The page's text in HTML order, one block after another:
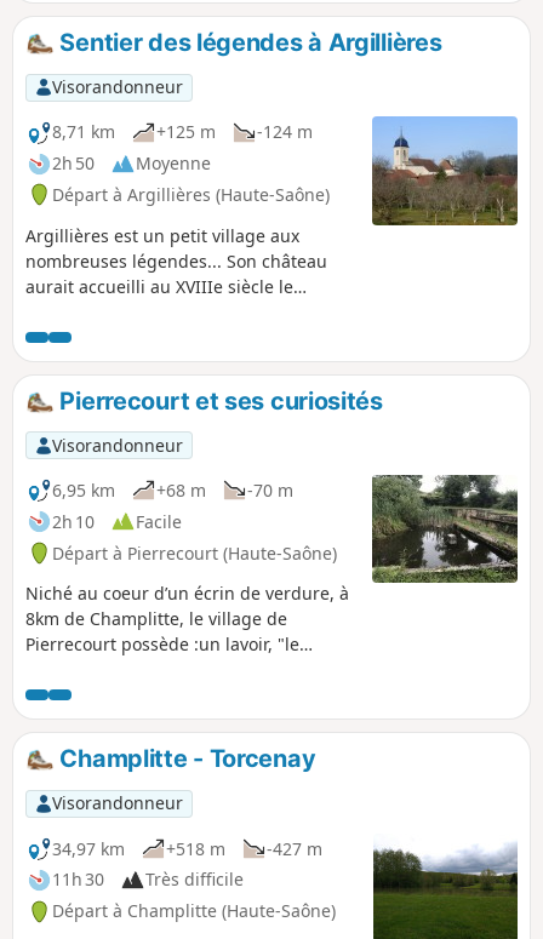
Sentier des légendes à Argillières
Visorandonneur
8,71 km
+125 m
-124 m
2h 50
Moyenne
Départ à Argillières (Haute-Saône)
Argillières est un petit village aux
nombreuses légendes... Son château
aurait accueilli au XVIIIe siècle le
peuple mais voleur à abattre à tout prix
pour les autorités. Dissimulé par un
haut mur, ce château construit aux XVIIe
et XVIIIe siècles est aujourd'hui
essentiellement occupé pendant la belle
saison.
Pierrecourt et ses curiosités
Visorandonneur
6,95 km
+68 m
-70 m
2h 10
Facile
Départ à Pierrecourt (Haute-Saône)
Niché au coeur d’un écrin de verdure, à
8km de Champlitte, le village de
Pierrecourt possède :un lavoir, "le
"Coulvot", extérieure au village.
Champlitte - Torcenay
Visorandonneur
34,97 km
+518 m
-427 m
11h 30
Très difficile
Départ à Champlitte (Haute-Saône)